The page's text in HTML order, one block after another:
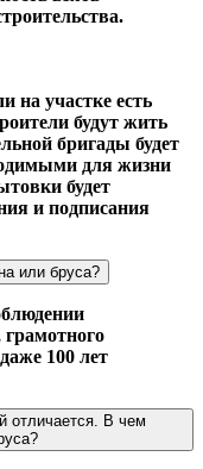
на участке есть
будут жить
бригады будет
для жизни
будет
и подписания
или бруса?
100 лет
отличается. В чем